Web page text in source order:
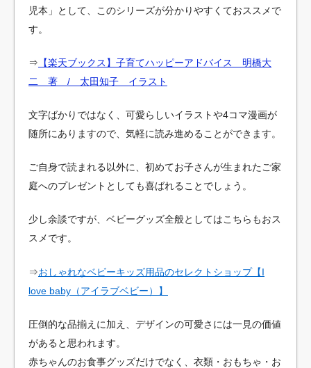
児本」として、このシリーズが分かりやすくておススメで
す。
⇒ 【楽天ブックス】子育てハッピーアドバイス 明橋大
二 著 / 太田知子 イラスト
文字ばかりではなく、可愛らしいイラストや4コマ漫画が
随所にありますので、気軽に読み進めることができます。
ご自身で読まれる以外に、初めてお子さんが生まれたご家
庭へのプレゼントとしても喜ばれることでしょう。
少し余談ですが、ベビーグッズ全般としてはこちらもおス
スメです。
⇒おしゃれなベビーキッズ用品のセレクトショップ【I
love baby（アイラブベビー）】
圧倒的な品揃えに加え、デザインの可愛さには一見の価値
があると思われます。
赤ちゃんのお食事グッズだけでなく、衣類・おもちゃ・お